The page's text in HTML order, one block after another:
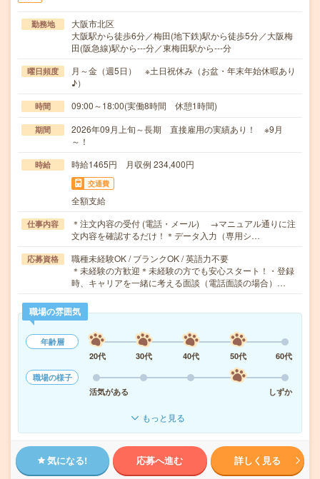
勤務地
大阪市北区
大阪駅から徒歩6分／梅田(地下鉄)駅から徒歩5分／大阪梅
田(阪急線)駅から---分／東梅田駅から---分
曜日頻度
月～金（週5日） ※土日祝休み（お盆・年末年始休暇あり
♪）
時間 09:00～18:00(実働8時間 休憩1時間)
期間
2026年09月上旬～長期 直接雇用の実績あり！ ※9月
～！
時給 時給1465円 月収例 234,400円
交通費
全額支給
仕事内容
＊注文内容の受付 (電話・メール) →マニュアル通りに注
文内容を確認するだけ！＊データ入力（専用シ…
応募資格
職種未経験OK / ブランクOK / 英語力不要
＊未経験の方歓迎＊未経験の方でも安心スタート！・登録
時、キャリアを一緒に考える面談（電話面談の場合）…
職場の雰囲気
年齢層
20代
30代 40代 50代
60代
職場の様子
活気がある
しずか
もっと見る
気になる! 応募へ進む 詳しく見る